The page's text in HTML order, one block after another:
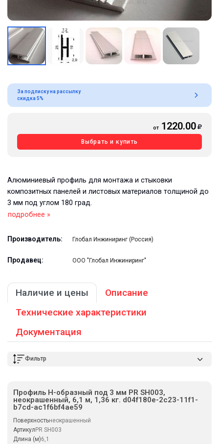
За подписку на рассылку
скидка 5%
от 1220.00
Выбрать и купить
Алюминиевый профиль для монтажа и стыковки
композитных панелей и листовых материалов толщиной до
3 мм под углом 180 град.
подробнее »
Производитель: Глобал Инжиниринг (Россия)
Продавец: ООО "Глобал Инжиниринг"
Наличие и цены
Описание
Технические характеристики
Документация
Фильтр
Профиль H-образный под 3 мм PR SH003,
неокрашенный, 6,1 м, 1,36 кг. d04f180e-2c23-11f1-
b7cd-ac1f6bf4ae59
Поверхностьнеокрашенный
АртикулPR SH003
Длина (м)6,1